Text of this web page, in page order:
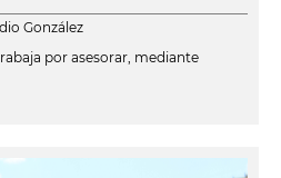
González
por asesorar, mediante